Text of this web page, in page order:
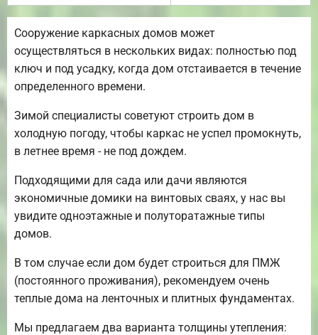
Сооружение каркасных домов может
осуществляться в нескольких видах: полностью под
ключ и под усадку, когда дом отстаивается в течение
определенного времени.
Зимой специалисты советуют строить дом в
холодную погоду, чтобы каркас не успел промокнуть,
в летнее время - не под дождем.
Подходящими для сада или дачи являются
экономичные домики на винтовых сваях, у нас вы
увидите одноэтажные и полуторатажные типы
домов.
В том случае если дом будет строиться для ПМЖ
(постоянного проживания), рекомендуем очень
теплые дома на ленточных и плитных фундаментах.
Мы предлагаем два варианта толщины утепления: